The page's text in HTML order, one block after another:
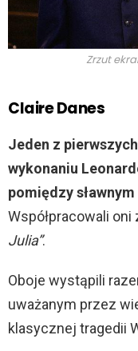
Zrzut
Claire Danes
Jeden z
wykonaniu
pomiędzy
Współpracowali oni
Julia”.
Oboje wystąpili
uważanym przez
klasycznej tragedii